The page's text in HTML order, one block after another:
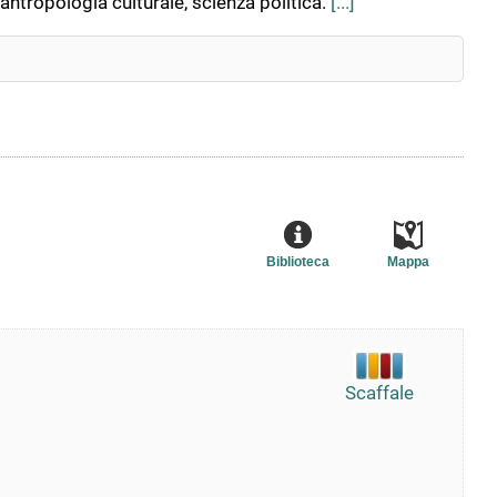
Mappa
Biblioteca
Scaffale